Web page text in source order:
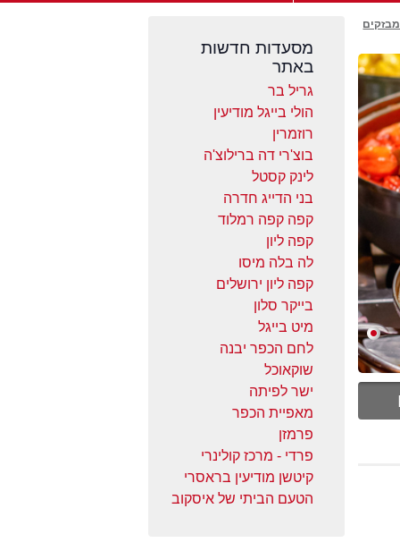
מסעדות חדשות
באתר
גריל בר
הולי בייגל מודיעין
רוזמרין
בוצ'רי דה ברילוצ'ה
לינק קסטל
בני הדייג חדרה
קפה קפה רמלוד
קפה ליון
לה בלה מיסו
קפה ליון ירושלים
בייקר סלון
מיט בייגל
לחם הכפר יבנה
שוקאוכל
ישר לפיתה
מאפיית הכפר
פרמזן
פרדי - מרכז קולינרי
קיטשן מודיעין בראסרי
הטעם הביתי של איסקוב